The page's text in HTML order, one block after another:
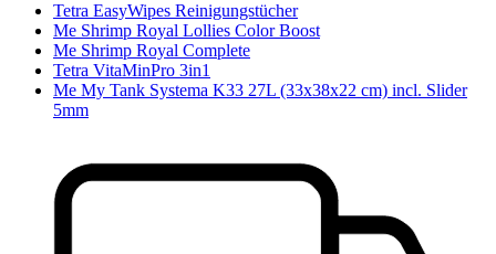
Tetra EasyWipes Reinigungstücher
Me Shrimp Royal Lollies Color Boost
Me Shrimp Royal Complete
Tetra VitaMinPro 3in1
Me My Tank Systema K33 27L (33x38x22 cm) incl. Slider
5mm